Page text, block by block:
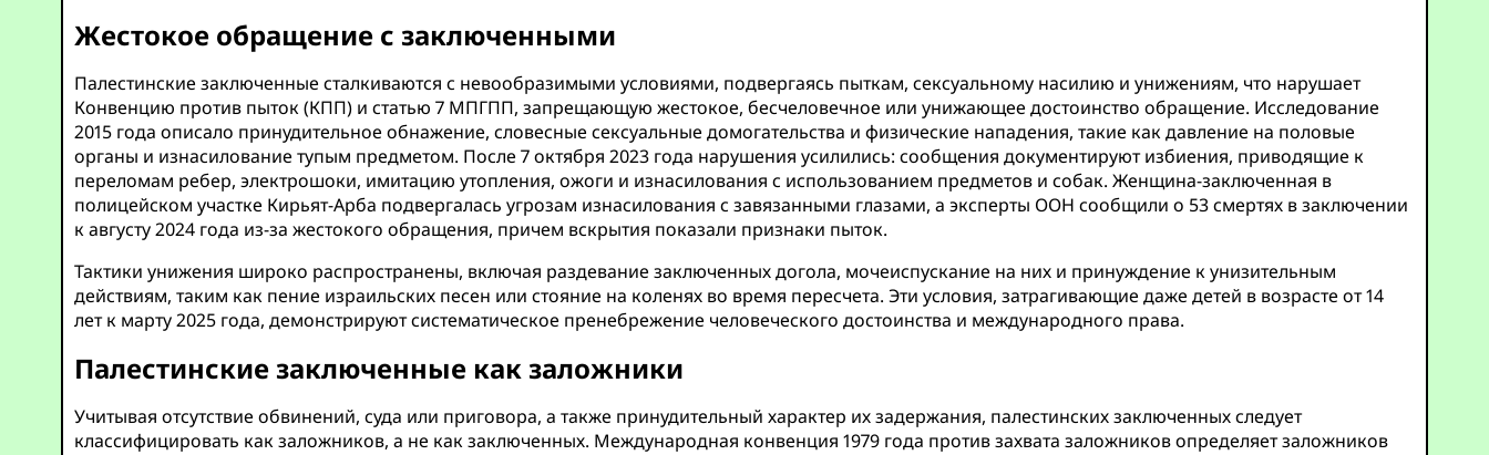
Жестокое обращение с заключенными
Палестинские заключенные сталкиваются с невообразимыми условиями, подвергаясь пыткам, сексуальному насилию и унижениям, что нарушает
Конвенцию против пыток (КПП) и статью 7 МПГПП, запрещающую жестокое, бесчеловечное или унижающее достоинство обращение. Исследование
2015 года описало принудительное обнажение, словесные сексуальные домогательства и физические нападения, такие как давление на половые
органы и изнасилование тупым предметом. После 7 октября 2023 года нарушения усилились: сообщения документируют избиения, приводящие к
переломам ребер, электрошоки, имитацию утопления, ожоги и изнасилования с использованием предметов и собак. Женщина-заключенная в
полицейском участке Кирьят-Арба подвергалась угрозам изнасилования с завязанными глазами, а эксперты ООН сообщили о 53 смертях в заключении
к августу 2024 года из-за жестокого обращения, причем вскрытия показали признаки пыток.
Тактики унижения широко распространены, включая раздевание заключенных догола, мочеиспускание на них и принуждение к унизительным
действиям, таким как пение израильских песен или стояние на коленях во время пересчета. Эти условия, затрагивающие даже детей в возрасте от 14
лет к марту 2025 года, демонстрируют систематическое пренебрежение человеческого достоинства и международного права.
Палестинские заключенные как заложники
Учитывая отсутствие обвинений, суда или приговора, а также принудительный характер их задержания, палестинских заключенных следует
классифицировать как заложников, а не как заключенных. Международная конвенция 1979 года против захвата заложников определяет заложников